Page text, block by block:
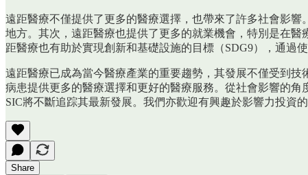
遠距醫療不僅提供了更多的醫療選擇，也帶來了許多社會影
地方。其次，遠距醫療也提供了更多的就業機會，特別是在
距醫療也有助於實現創新和基礎設施的目標（SDG9），通過
遠距醫療已成為當今醫療產業的重要趨勢，其發展不僅受到
病患提供更多的醫療選擇和更好的醫療服務。從社會影響的
SIC將不斷追踪其最新發展。我們亦歡迎有興趣於影響力投資
Share